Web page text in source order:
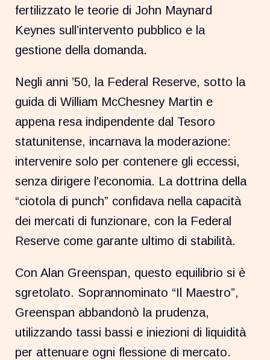
fertilizzato le teorie di John Maynard
Keynes sull’intervento pubblico e la
gestione della domanda.
Negli anni ’50, la Federal Reserve, sotto la
guida di William McChesney Martin e
appena resa indipendente dal Tesoro
statunitense, incarnava la moderazione:
intervenire solo per contenere gli eccessi,
senza dirigere l’economia. La dottrina della
“ciotola di punch” confidava nella capacità
dei mercati di funzionare, con la Federal
Reserve come garante ultimo di stabilità.
Con Alan Greenspan, questo equilibrio si è
sgretolato. Soprannominato “Il Maestro”,
Greenspan abbandonò la prudenza,
utilizzando tassi bassi e iniezioni di liquidità
per attenuare ogni flessione di mercato.